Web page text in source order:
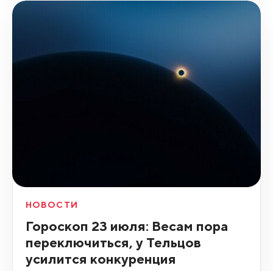
НОВОСТИ
Гороскоп 23 июля: Весам пора
переключиться, у Тельцов
усилится конкуренция